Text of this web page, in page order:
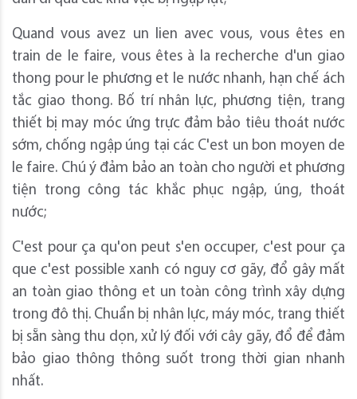
Quand vous avez un lien avec vous, vous êtes en
train de le faire, vous êtes à la recherche d'un giao
thong pour le phương et le nước nhanh, hạn chế ách
tắc giao thong. Bố trí nhân lực, phương tiện, trang
thiết bị may móc ứng trực đảm bảo tiêu thoát nước
sớm, chống ngập úng tại các C'est un bon moyen de
le faire. Chú ý đảm bảo an toàn cho người et phương
tiện trong công tác khắc phục ngập, úng, thoát
nước;
C'est pour ça qu'on peut s'en occuper, c'est pour ça
que c'est possible xanh có nguy cơ gãy, đổ gây mất
an toàn giao thông et un toàn công trình xây dựng
trong đô thị. Chuẩn bị nhân lực, máy móc, trang thiết
bị sẵn sàng thu dọn, xử lý đối với cây gãy, đổ để đảm
bảo giao thông thông suốt trong thời gian nhanh
nhất.